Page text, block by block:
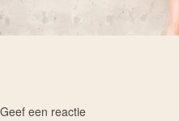
Geef een reactie